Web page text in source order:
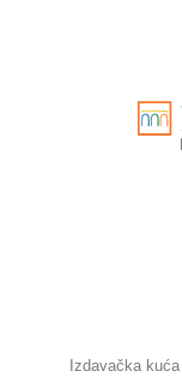
Izdavačka